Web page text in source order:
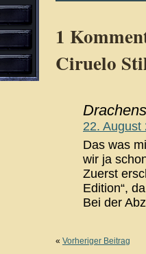
1
Ciruelo
22. August
Das was
wir ja
Zuerst
Edition“,
Bei der
« Vorheriger Beitrag